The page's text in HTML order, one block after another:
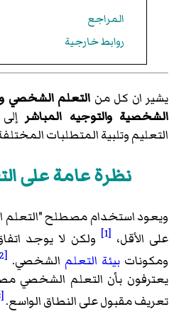
المراجع
روابط خارجية
يشير ان كل من التعلم الشخصي
الشخصية والتوجيه المباشر
التعليم وتلبية المتطلبات
نظرة عامة على
ويعود استخدام مصطلح "التعلم
على الأقل، [1]
ولكن لا يوجد
ومكوناتبيئة التعلم الشخصي. [2]
يعترفون بأن التعلم الشخصي
تعريف مقبول على النطاق الواسع.[3]